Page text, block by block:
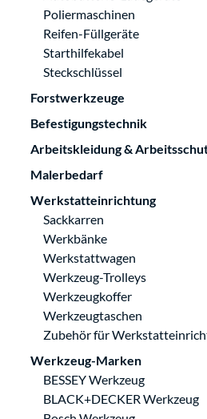
Poliermaschinen
Reifen-Füllgeräte
Starthilfekabel
Steckschlüssel
Forstwerkzeuge
Befestigungstechnik
Arbeitskleidung &
Malerbedarf
Werkstatteinrichtung
Sackkarren
Werkbänke
Werkstattwagen
Werkzeug-Trolleys
Werkzeugkoffer
Werkzeugtaschen
Zubehör für
Werkzeug-Marken
BESSEY Werkzeug
BLACK+DECKER Werkzeug